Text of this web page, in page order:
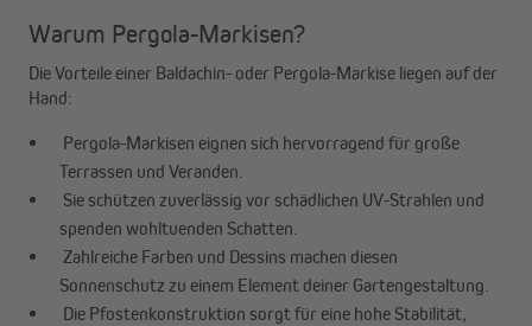
Warum Pergola-Markisen?
Die Vorteile einer Baldachin- oder Pergola-Markise liegen auf der
Hand:
Pergola-Markisen eignen sich hervorragend für große
Terrassen und Veranden.
Sie schützen zuverlässig vor schädlichen UV-Strahlen und
spenden wohltuenden Schatten.
Zahlreiche Farben und Dessins machen diesen
Sonnenschutz zu einem Element deiner Gartengestaltung.
Die Pfostenkonstruktion sorgt für eine hohe Stabilität,